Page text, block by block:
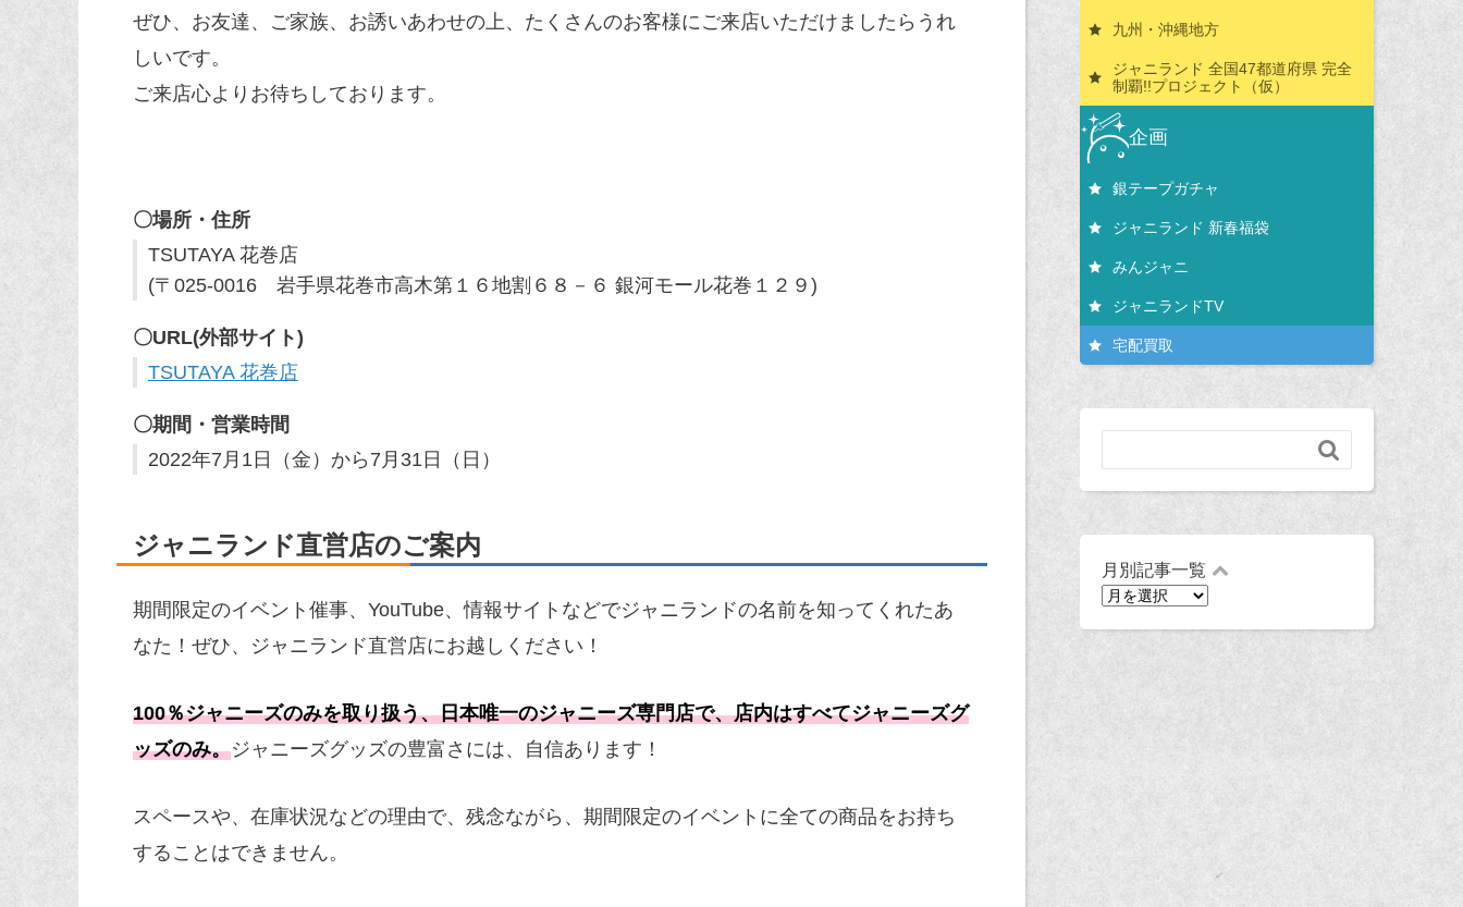
ぜひ、お友達、ご家族、お誘いあわせの上、たくさんのお客様にご来店いただけましたらうれ
しいです。
ご来店心よりお待ちしております。
〇場所・住所
TSUTAYA 花巻店
(〒025-0016 岩手県花巻市高木第１６地割６８－６ 銀河モール花巻１２９)
〇URL(外部サイト)
TSUTAYA 花巻店
〇期間・営業時間
2022年7月1日（金）から7月31日（日）
ジャニランド直営店のご案内
期間限定のイベント催事、YouTube、情報サイトなどでジャニランドの名前を知ってくれたあ
なた！ぜひ、ジャニランド直営店にお越しください！
100％ジャニーズのみを取り扱う、日本唯一のジャニーズ専門店で、店内はすべてジャニーズグ
ッズのみ。ジャニーズグッズの豊富さには、自信あります！
スペースや、在庫状況などの理由で、残念ながら、期間限定のイベントに全ての商品をお持ち
することはできません。
九州・沖縄地方
ジャニランド 全国47都道府県 完全
制覇!!プロジェクト（仮）
企画
銀テープガチャ
ジャニランド 新春福袋
みんジャニ
ジャニランドTV
宅配買取

月別記事一覧
月